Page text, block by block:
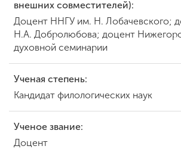
Другие виды
деятельности
Студенческая жизнь
Сведения об
образовательной
организации
внешних совместителей):
Доцент ННГУ им. Н. Лобачевского;
Н.А. Добролюбова; доцент
духовной семинарии
Ученая степень:
Кандидат филологических наук
Ученое звание:
Доцент